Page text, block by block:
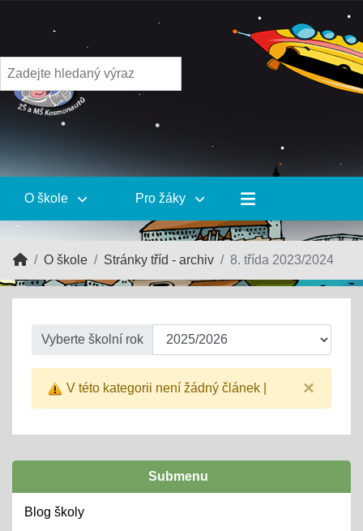
O škole Pro žáky
O škole Stránky tříd - archiv 8. třída 2023/2024
Vyberte školní rok
×
V této kategorii není žádný článek |
Submenu
Blog školy